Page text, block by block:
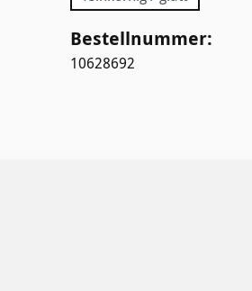
Bestellnummer:
10628692